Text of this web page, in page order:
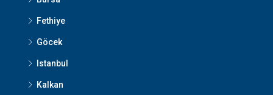
Fethiye
Göcek
Istanbul
Kalkan